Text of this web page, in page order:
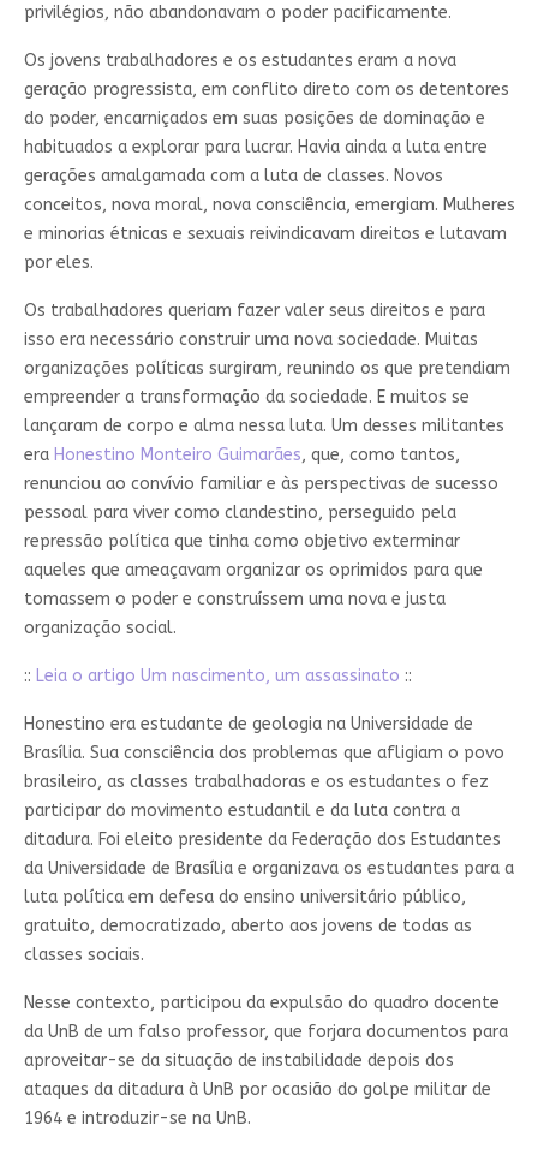
privilégios, não abandonavam o poder pacificamente.
Os jovens trabalhadores e os estudantes eram a nova
geração progressista, em conflito direto com os detentores
do poder, encarniçados em suas posições de dominação e
habituados a explorar para lucrar. Havia ainda a luta entre
gerações amalgamada com a luta de classes. Novos
conceitos, nova moral, nova consciência, emergiam. Mulheres
e minorias étnicas e sexuais reivindicavam direitos e lutavam
por eles.
Os trabalhadores queriam fazer valer seus direitos e para
isso era necessário construir uma nova sociedade. Muitas
organizações políticas surgiram, reunindo os que pretendiam
empreender a transformação da sociedade. E muitos se
lançaram de corpo e alma nessa luta. Um desses militantes
eraHonestino Monteiro Guimarães, que, como tantos,
renunciou ao convívio familiar e às perspectivas de sucesso
pessoal para viver como clandestino, perseguido pela
repressão política que tinha como objetivo exterminar
aqueles que ameaçavam organizar os oprimidos para que
tomassem o poder e construíssem uma nova e justa
organização social.
:: Leia o artigo Um nascimento, um assassinato ::
Honestino era estudante de geologia na Universidade de
Brasília. Sua consciência dos problemas que afligiam o povo
brasileiro, as classes trabalhadoras e os estudantes o fez
participar do movimento estudantil e da luta contra a
ditadura. Foi eleito presidente da Federação dos Estudantes
da Universidade de Brasília e organizava os estudantes para a
luta política em defesa do ensino universitário público,
gratuito, democratizado, aberto aos jovens de todas as
classes sociais.
Nesse contexto, participou da expulsão do quadro docente
da UnB de um falso professor, que forjara documentos para
aproveitar-se da situação de instabilidade depois dos
ataques da ditadura à UnB por ocasião do golpe militar de
1964 e introduzir-se na UnB.